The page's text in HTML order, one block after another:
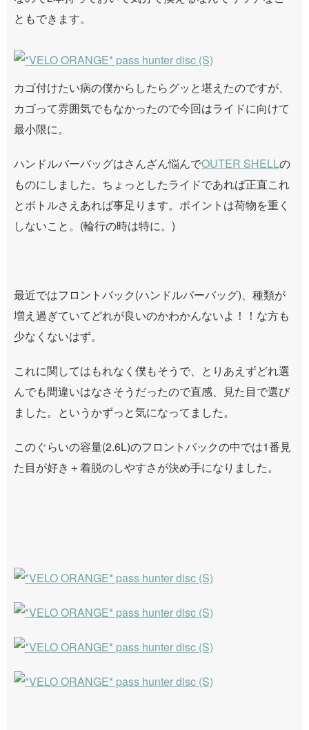
ともできます。
カゴ付けたい病の僕からしたらグッと堪えたのですが、
カゴって雰囲気でもなかったので今回はライドに向けて
最小限に。
ハンドルバーバッグはさんざん悩んでOUTER SHELLの
ものにしました。ちょっとしたライドであれば正直これ
とボトルさえあれば事足ります。ポイントは荷物を重く
しないこと。(輪行の時は特に。)
最近ではフロントバック(ハンドルバーバッグ)、種類が
増え過ぎていてどれが良いのかわかんないよ！！な方も
少なくないはず。
これに関してはもれなく僕もそうで、とりあえずどれ選
んでも間違いはなさそうだったので直感、見た目で選び
ました。というかずっと気になってました。
このぐらいの容量(2.6L)のフロントバックの中では1番見
た目が好き＋着脱のしやすさが決め手になりました。